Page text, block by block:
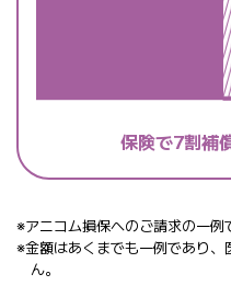
保険で7割補
※アニコム損保へのご請求の一例
※金額はあくまでも一例であり
ん。